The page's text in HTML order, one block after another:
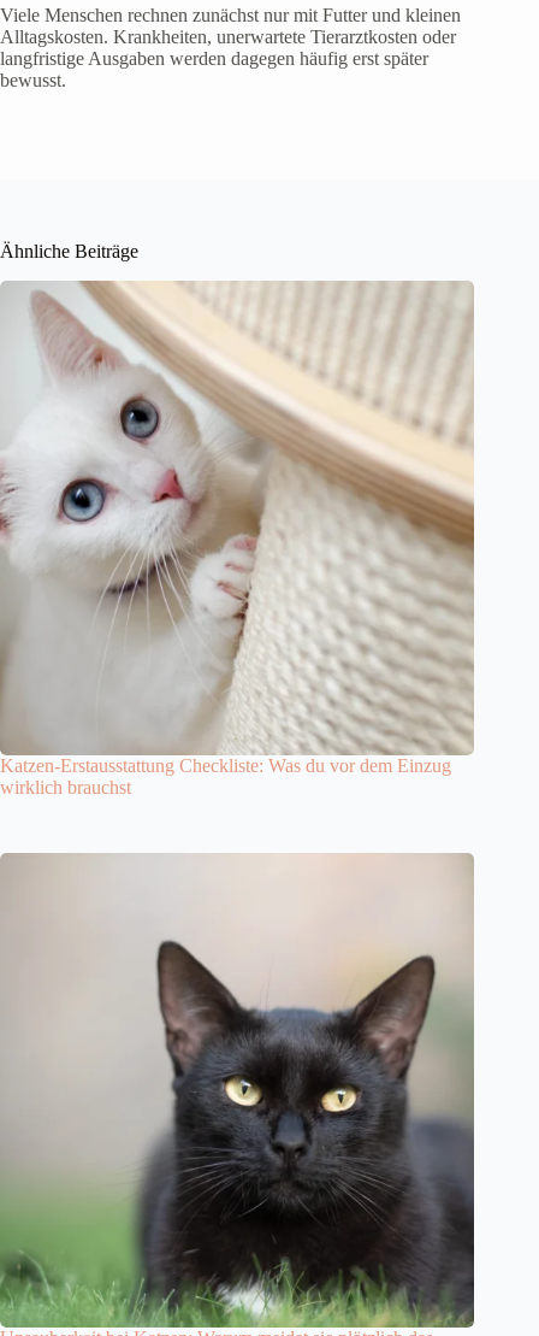
Viele Menschen rechnen zunächst nur mit Futter und kleinen
Alltagskosten. Krankheiten, unerwartete Tierarztkosten oder
langfristige Ausgaben werden dagegen häufig erst später
bewusst.
Ähnliche Beiträge
Katzen-Erstausstattung Checkliste: Was du vor dem Einzug
wirklich brauchst